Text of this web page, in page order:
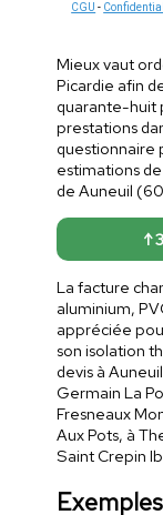
CGU -
Mieux vaut
Picardie afin
quarante-huit
prestations
questionnaire
estimations
de Auneuil
↑
La facture
aluminium,
appréciée
son isolation
devis à
Germain La
Fresneaux
Aux Pots, à
Saint Crepin